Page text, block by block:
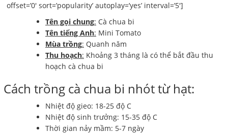
offset=’0′ sort=’popularity’ autoplay=’yes’ interval=’5′]
Tên gọi chung: Cà chua bi
Tên tiếng Anh: Mini Tomato
Mùa trồng: Quanh năm
Thu hoạch: Khoảng 3 tháng là có thể bắt đầu thu
hoạch cà chua bi
Cách trồng cà chua bi nhót từ hạt:
Nhiệt độ gieo: 18-25 độ C
Nhiệt độ sinh trưởng: 15-35 độ C
Thời gian nảy mầm: 5-7 ngày